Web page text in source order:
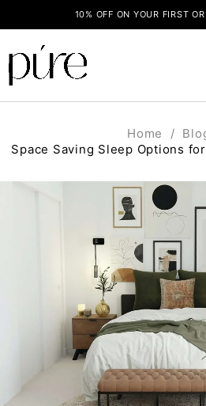
10% OFF ON YOUR FIRST
Home /
Space Saving Sleep Options